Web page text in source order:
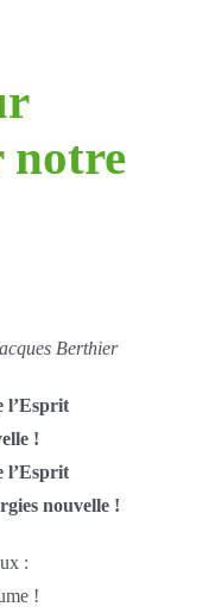
notre
Berthier
l’Esprit
!
l’Esprit
nouvelle !
:
!